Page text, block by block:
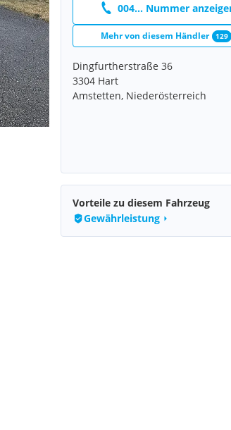
004... Nummer
Mehr von diesem Händler 129
Dingfurtherstraße 36
3304 Hart
Amstetten, Niederösterreich
Vorteile zu diesem Fahrzeug
Gewährleistung